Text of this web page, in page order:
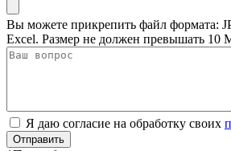
Вы можете прикрепить файл формата:
Excel. Размер не должен превышать 10
Я даю согласие на обработку своих